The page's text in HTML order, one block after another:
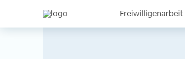
Freiwilligenarbeit